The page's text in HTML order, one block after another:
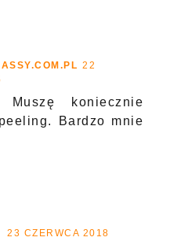
22
koniecznie
Bardzo mnie
23 CZERWCA 2018